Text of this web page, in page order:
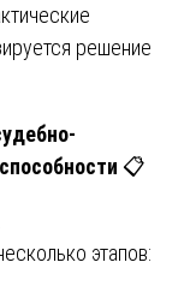
решение
📋
этапов: